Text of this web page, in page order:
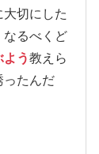
切にした
なるべくど
う教えら
ったんだ